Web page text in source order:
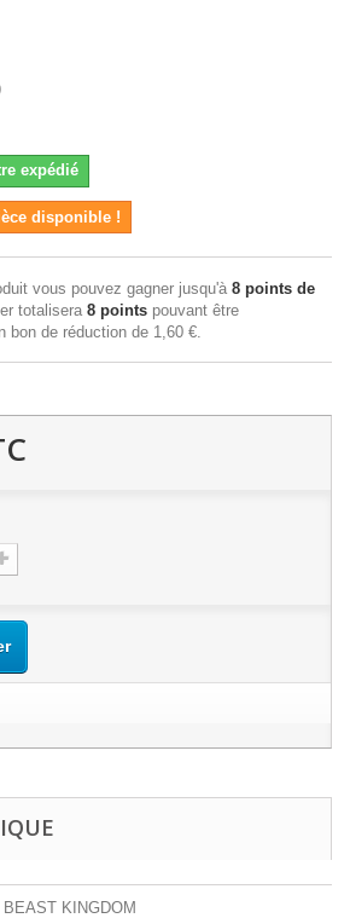
expédié
disponible !
vous pouvez gagner jusqu'à 8 points de
totalisera 8 points pouvant être
bon de réduction de 1,60 €
BEAST KINGDOM